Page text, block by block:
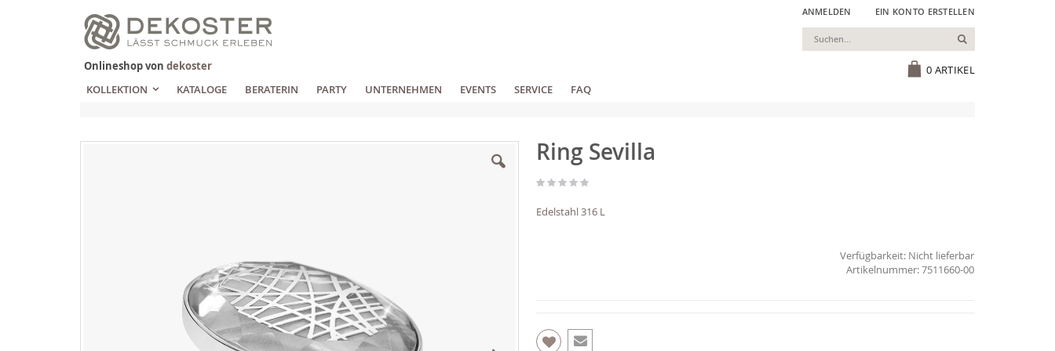
Zum
Inhalt
springen
ANMELDEN EIN KONTO ERSTELLEN
0 ARTIKEL
Suchen
Onlineshop von dekoster
KOLLEKTION
KATALOGE BERATERIN PARTY UNTERNEHMEN EVENTS SERVICE FAQ
Ring Sevilla
Edelstahl 316 L
Verfügbarkeit: Nicht lieferbar
7511660-00